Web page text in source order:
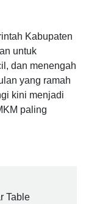
Kabupaten
untuk
dan menengah
yang ramah
kini menjadi
paling
Table